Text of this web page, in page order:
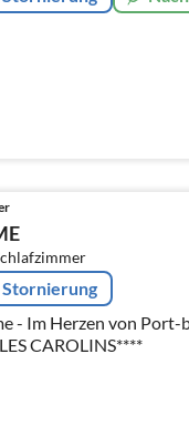
zum
CAROLINS****